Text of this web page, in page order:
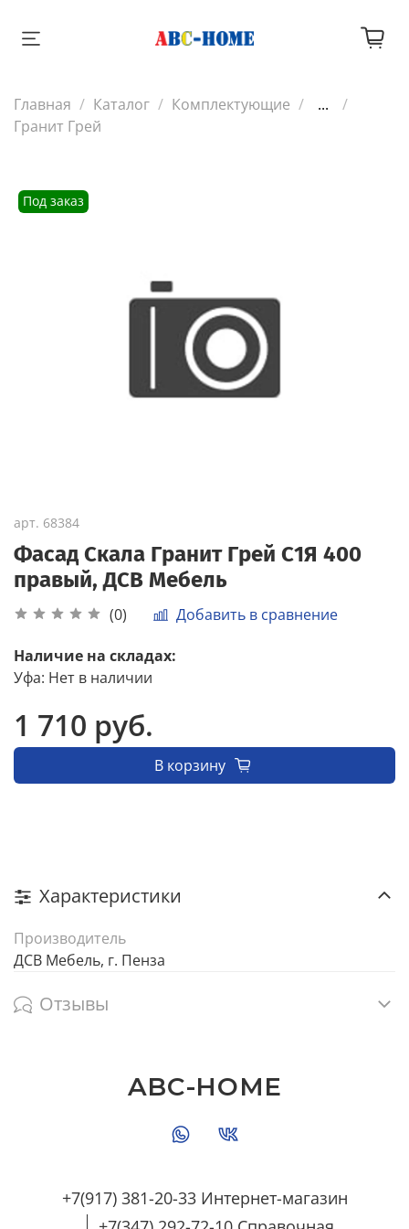
Главная Каталог Комплектующие
...
Гранит Грей
Под заказ
арт. 68384
Фасад Скала Гранит Грей С1Я 400
правый, ДСВ Мебель
(0) Добавить в сравнение
Наличие на складах:
Уфа: Нет в наличии
1 710 руб.
В корзину
Характеристики
Производитель
ДСВ Мебель, г. Пенза
Отзывы
+7(917) 381-20-33 Интернет-магазин
ABC-HOME